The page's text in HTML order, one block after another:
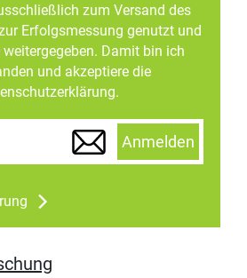
zum Versand des
Erfolgsmessung genutzt und
Damit bin ich
und akzeptiere die
Anmelden